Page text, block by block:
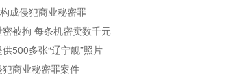
成侵犯商业秘密罪
被拘 每条机密卖数千元
500多张“辽宁舰”照片
商业秘密罪案件